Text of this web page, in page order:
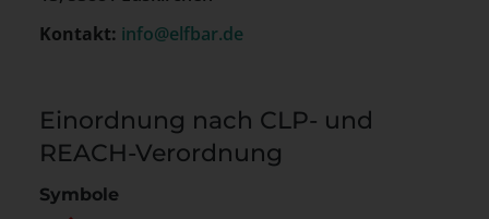
Kontakt: info@elfbar.de
Einordnung nach CLP- und
REACH-Verordnung
Symbole